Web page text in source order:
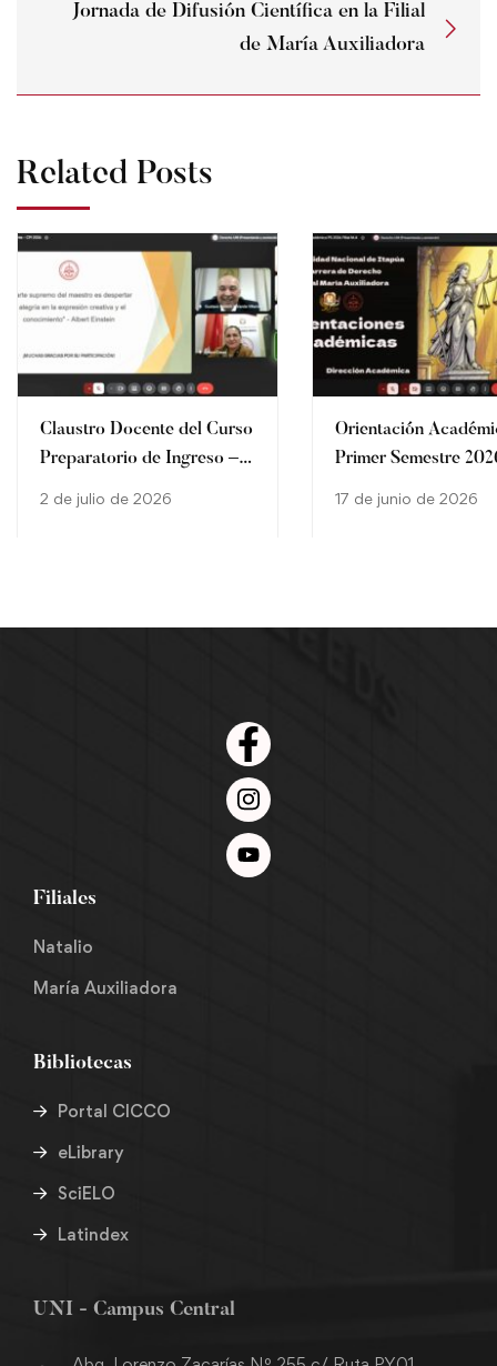
Jornada de Difusión Científica en la Filial
de María Auxiliadora
Related Posts
Claustro Docente del Curso
Preparatorio de Ingreso –
2 de julio de 2026
Orientación
Primer Semestre
17 de junio de 2026
Filiales
Natalio
María Auxiliadora
Bibliotecas
Portal CICCO
eLibrary
SciELO
Latindex
UNI - Campus Central